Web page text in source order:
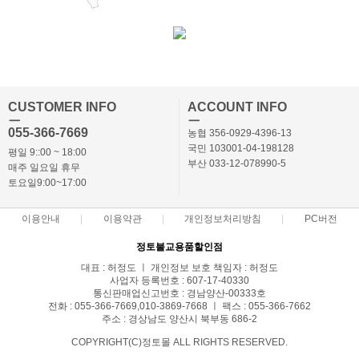
CUSTOMER INFO
ㅡ
055-366-7669
평일 9::00 ~ 18:00
매주 일요일 휴무
토요일9:00~17:00
ACCOUNT INFO
ㅡ
농협 356-0929-4396-13
국민 103001-04-198128
부산 033-12-078990-5
이용안내 이용약관 개인정보처리방침 PC버전
정토불교용품할인점
대표 : 허정도 ㅣ 개인정보 보호 책임자 : 허정도
사업자 등록번호 : 607-17-40330
통신판매업신고번호 : 경남양산-00333호
전화 : 055-366-7669,010-3869-7668 ㅣ 팩스 : 055-366-7662
주소 : 경상남도 양산시 북부동 686-2
COPYRIGHT(C)정토몰 ALL RIGHTS RESERVED.